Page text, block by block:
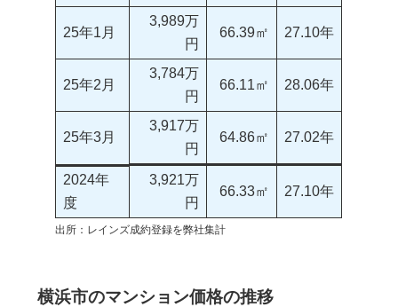
25年1月
3,989万
円
66.39㎡ 27.10年
25年2月
3,784万
円
66.11㎡ 28.06年
25年3月
3,917万
円
64.86㎡ 27.02年
2024年
度
3,921万
円
66.33㎡ 27.10年
出所：レインズ成約登録を弊社集計
横浜市のマンション価格の推移